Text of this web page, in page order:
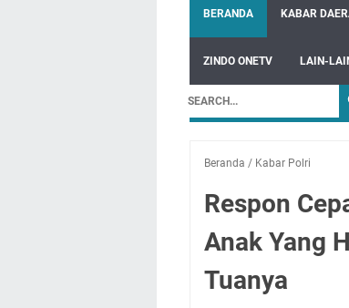
BERANDA KABAR
ZINDO ONETV LAIN-
Beranda / Kabar Polri
Respon
Anak Yang
Tuanya